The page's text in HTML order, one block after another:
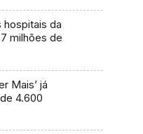
hospitais da
milhões de
Mais’ já
4.600